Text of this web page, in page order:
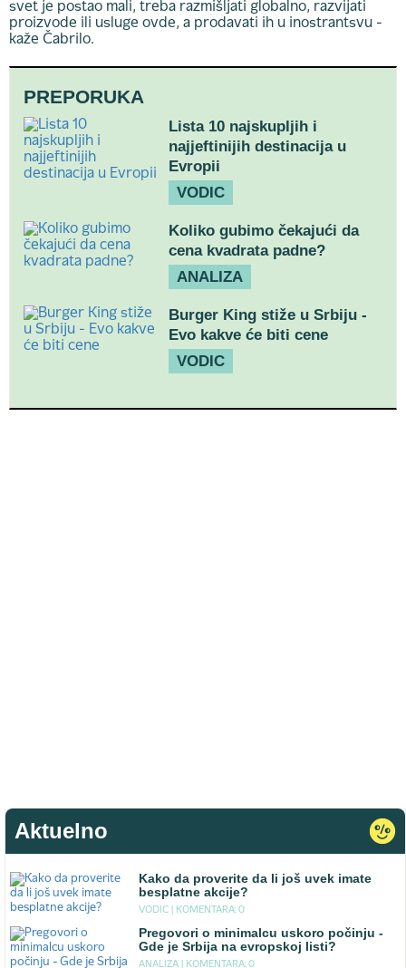
svet je postao mali, treba razmišljati globalno, razvijati
proizvode ili usluge ovde, a prodavati ih u inostrantsvu -
kaže Čabrilo.
PREPORUKA
Lista 10 najskupljih i
najjeftinijih destinacija u
Evropii
VODIC
Koliko gubimo čekajući da
cena kvadrata padne?
ANALIZA
Burger King stiže u Srbiju -
Evo kakve će biti cene
VODIC
Aktuelno
Kako da proverite da li još uvek imate
besplatne akcije?
VODIC | KOMENTARA: 0
Pregovori o minimalcu uskoro počinju -
Gde je Srbija na evropskoj listi?
ANALIZA | KOMENTARA: 0